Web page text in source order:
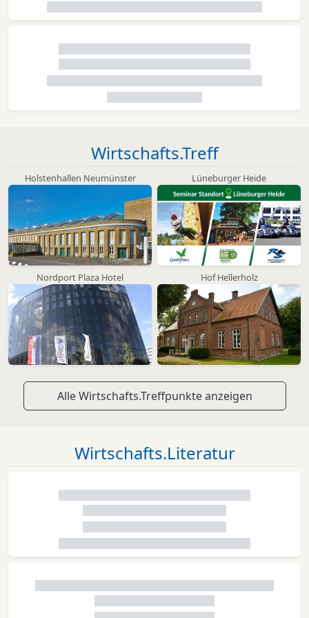
Wirtschafts.Treff
Holstenhallen Neumünster Lüneburger Heide
Nordport Plaza Hotel Hof Hellerholz
Alle Wirtschafts.Treffpunkte anzeigen
Wirtschafts.Literatur